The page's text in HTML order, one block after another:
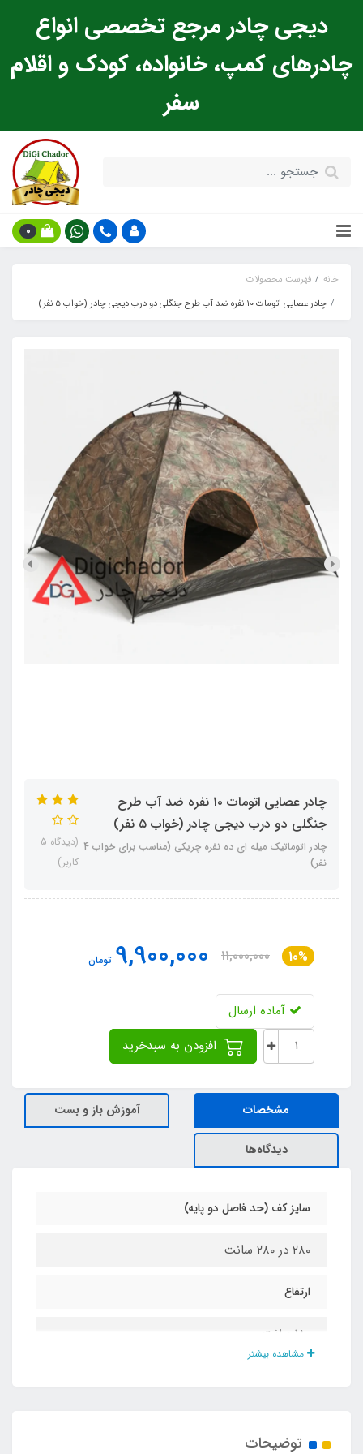
دیجی چادر مرجع تخصصی انواع
چادرهای کمپ، خانواده، کودک و اقلام
سفر
0
خانه
فهرست محصولات
چادر عصایی اتومات ۱۰ نفره ضد آب طرح جنگلی دو درب دیجی چادر (خواب ۵ نفر)
چادر عصایی اتومات ۱۰ نفره ضد آب طرح
جنگلی دو درب دیجی چادر (خواب ۵ نفر)
چادر اتوماتیک میله ای ده نفره چریکی (مناسب برای خواب 4
نفر)
(دیدگاه 5
کاربر)
10%
11,000,000
9,900,000 تومان
آماده ارسال
مشخصات آموزش باز و بست
دیدگاه‌ها
سایز کف (حد فاصل دو پایه)
۲۸۰ در ۲۸۰ سانت
ارتفاع
۱۸۰ سانت
مشاهده بیشتر
توضیحات